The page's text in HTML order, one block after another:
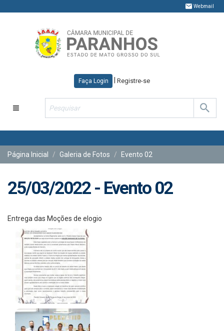
Webmail
Faça Login Registre-se
Toggle
navigation
Página Inicial Galeria de Fotos Evento 02
25/03/2022 - Evento 02
Entrega das Moções de elogio